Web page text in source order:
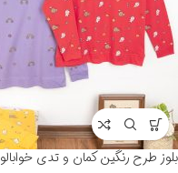
بلوز طرح رنگین کمان و تدی خوابالو